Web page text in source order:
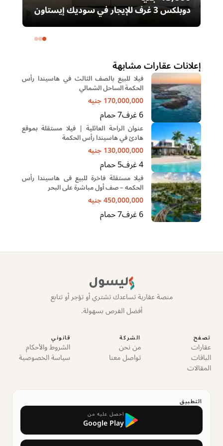
دوبلكس 3 غرف للإيجار في سوديك إيستاون
– التجمع الخامس | غرفة ناني
إعلانات عقارات مشابهة
فيلا للبيع بالصف الثالث في هاسيندا رأس
الحكمة الساحل الشمالي
170,000,000 جنيه
6غرف7حمام
عنوان الراحة العائلية | فيلا مستقلة بموقع
هادئ في هاسيندا رأس الحكمة
130,000,000 جنيه
4غرف5حمام
فيلا مستقلة فاخرة للبيع فى هاسيندا رأس
الحكمه – صف أول مباشرة على البحر
450,000,000جنيه
6غرف7حمام
ليسول
منصة عقارية تساعدك تشتري أو تؤجر أو تتابع
أفضل الفرص بسهولة.
تصفح
عقارات
الباقات
المقالات
الشركة
من نحن
تواصل معنا
قانوني
الشروط والأحكام
سياسة الخصوصية
التطبيق
احصل عليه من
Google Play